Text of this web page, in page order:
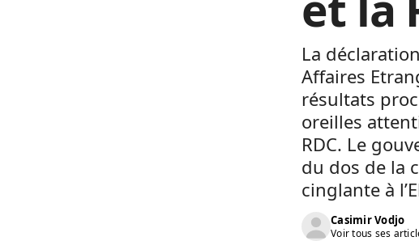
La
Affaires
résultats
oreilles
RDC. Le
du dos de la
cinglante à
Casimir Vodjo
Voir tous ses